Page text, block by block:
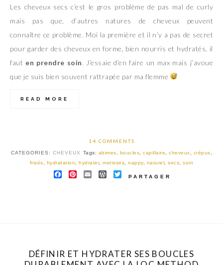
Les cheveux secs c’est le gros problème de pas mal de curly
mais pas que, d’autres natures de cheveux peuvent
connaître ce problème. Moi la première et il n’y a pas de secret
pour garder des cheveux en forme, bien nourris et hydratés, il
faut en prendre soin. J’essaie d’en faire un max mais j’avoue
que je suis bien souvent rattrapée par ma flemme
READ MORE
14 COMMENTS
CATEGORIES: CHEVEUX Tags: abimes boucles ,capillaire ,cheveux crépus
frisés
hydratation ,hydrater,metisses ,nappy, naturel ,secs ,soin
FACEBOOK
PINTEREST
EMAILWORDPRESS
TWITTER
PARTAGER
DÉFINIR ET HYDRATER SES BOUCLES